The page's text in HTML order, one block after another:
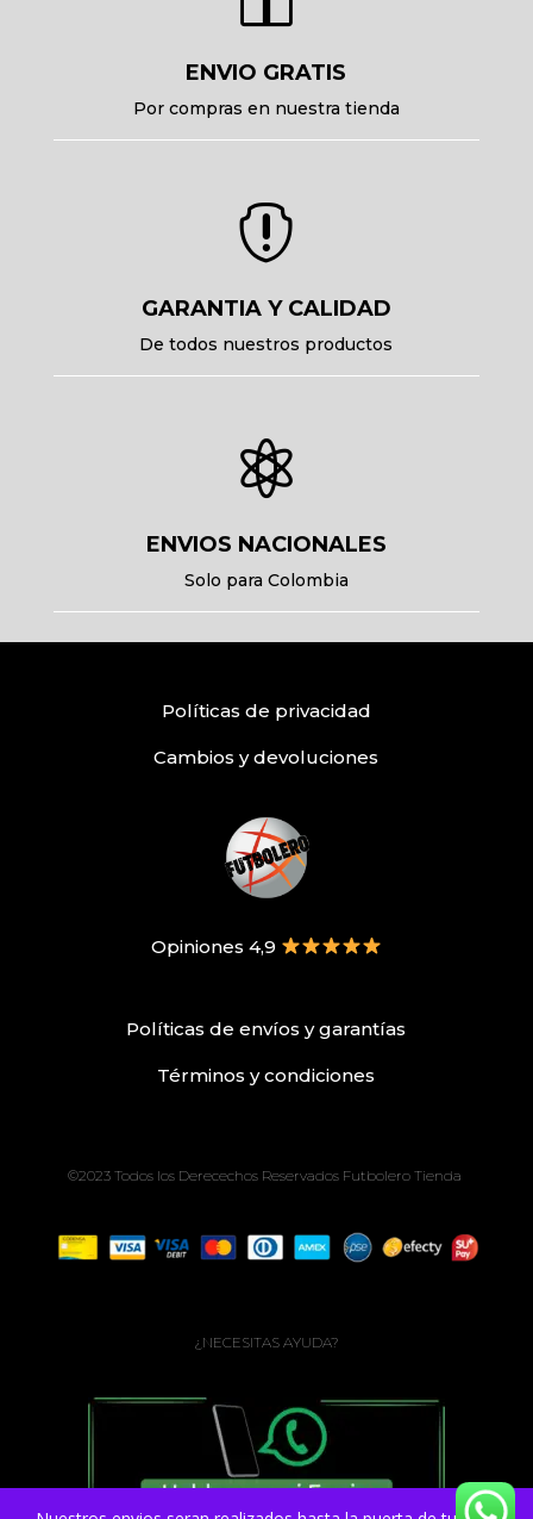
ENVIO GRATIS
Por compras en nuestra tienda

GARANTIA Y CALIDAD
De todos nuestros productos

ENVIOS NACIONALES
Solo para Colombia
Políticas de privacidad
Cambios y devoluciones
Opiniones 4,9
Políticas de envíos ygarantías
Términos y condiciones
©2023 Todos los Derecechos Reservados Futbolero Tienda
¿NECESITAS AYUDA?